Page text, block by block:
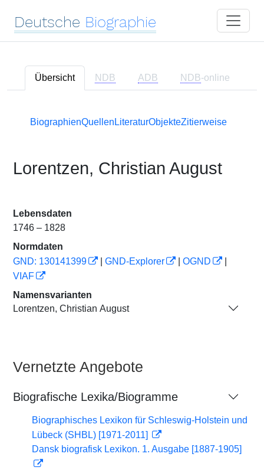
Deutsche Biographie
Übersicht NDB ADB NDB-online
BiographienQuellen LiteraturObjekteZitierweise
Lorentzen, Christian August
Lebensdaten
1746 – 1828
Normdaten
GND: 130141399
GND-Explorer OGND
VIAF
Namensvarianten
Lorentzen, Christian August
Vernetzte Angebote
Biografische Lexika/Biogramme
Biographisches Lexikon für Schleswig-Holstein und
Lübeck (SHBL) [1971-2011]
Dansk biografisk Lexikon. 1. Ausgabe [1887-1905]